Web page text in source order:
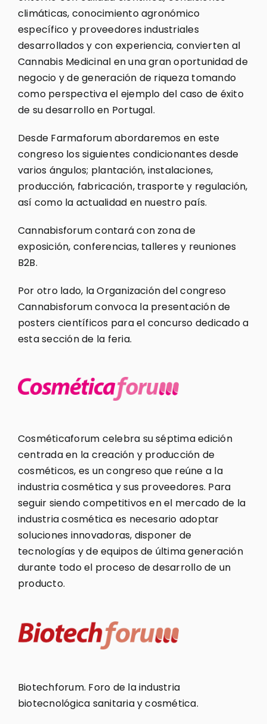
climáticas, conocimiento agronómico
específico y proveedores industriales
desarrollados y con experiencia, convierten al
Cannabis Medicinal en una gran oportunidad de
negocio y de generación de riqueza tomando
como perspectiva el ejemplo del caso de éxito
de su desarrollo en Portugal.
Desde Farmaforum abordaremos en este
congreso los siguientes condicionantes desde
varios ángulos; plantación, instalaciones,
producción, fabricación, trasporte y regulación,
así como la actualidad en nuestro país.
Cannabisforum contará con zona de
exposición, conferencias, talleres y reuniones
B2B.
Por otro lado, la Organización del congreso
Cannabisforum convoca la presentación de
posters científicos para el concurso dedicado a
esta sección de la feria.
Cosméticaforum celebra su séptima edición
centrada en la creación y producción de
cosméticos, es un congreso que reúne a la
industria cosmética y sus proveedores. Para
seguir siendo competitivos en el mercado de la
industria cosmética es necesario adoptar
soluciones innovadoras, disponer de
tecnologías y de equipos de última generación
durante todo el proceso de desarrollo de un
producto.
Biotechforum. Foro de la industria
biotecnológica sanitaria y cosmética.